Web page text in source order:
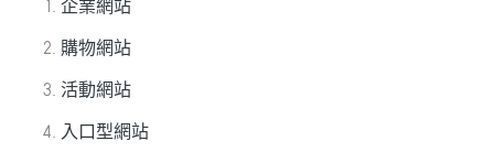
企業網站
購物網站
活動網站
入口型網站